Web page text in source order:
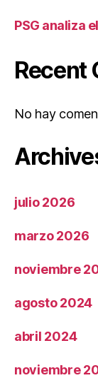
PSG analiza
Recent
No hay
julio 2026
marzo 2026
noviembre
agosto 2024
abril 2024
noviembre